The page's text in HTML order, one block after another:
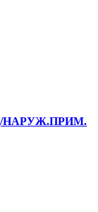
НАРУЖ.ПРИМ.